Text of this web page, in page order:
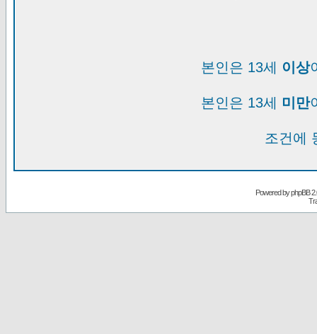
본인은 13세 이상
본인은 13세 미만
조건에
Powered byphpBB